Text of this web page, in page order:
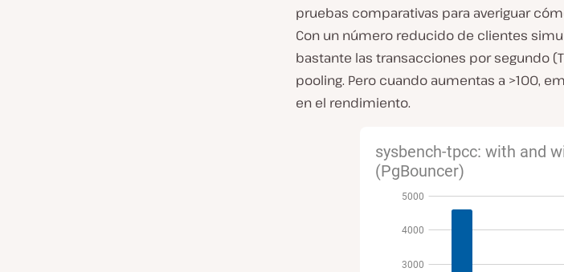
pruebas comparativas para averiguar
Con un número reducido de clientes
bastante las transacciones por segundo
pooling. Pero cuando aumentas a >100,
en el rendimiento.